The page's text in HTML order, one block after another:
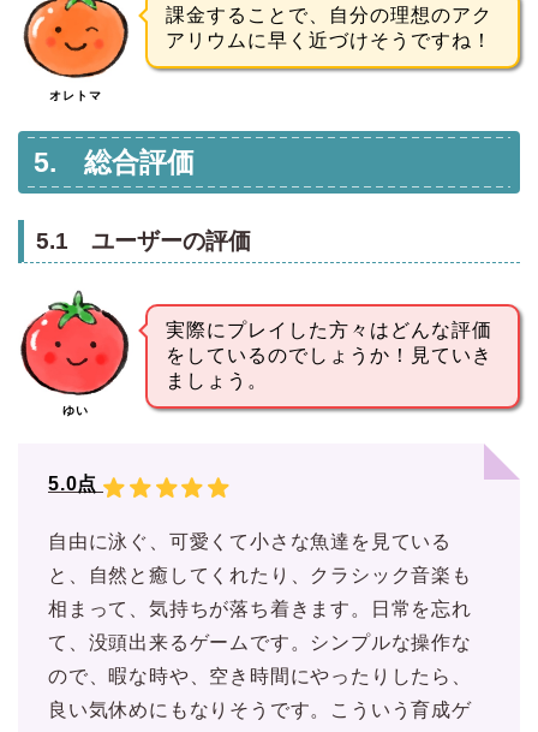
オレトマ
課金することで、自分の理想のアク
アリウムに早く近づけそうですね！
5. 総合評価
5.1 ユーザーの評価
ゆい
実際にプレイした方々はどんな評価
をしているのでしょうか！見ていき
ましょう。
5.0点
自由に泳ぐ、可愛くて小さな魚達を見ている
と、自然と癒してくれたり、クラシック音楽も
相まって、気持ちが落ち着きます。日常を忘れ
て、没頭出来るゲームです。シンプルな操作な
ので、暇な時や、空き時間にやったりしたら、
良い気休めにもなりそうです。こういう育成ゲ